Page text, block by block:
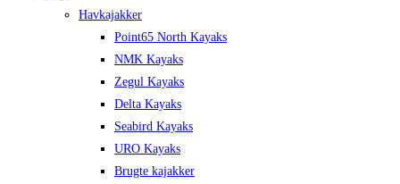
Havkajakker
Point65 North Kayaks
NMK Kayaks
Zegul Kayaks
Delta Kayaks
Seabird Kayaks
URO Kayaks
Brugte kajakker